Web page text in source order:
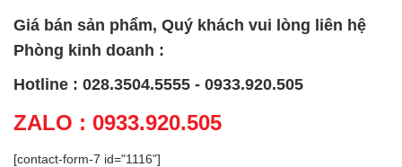
Giá bán sản phẩm, Quý khách vui lòng liên hệ
Phòng kinh doanh :
Hotline : 028.3504.5555 - 0933.920.505
ZALO : 0933.920.505
[contact-form-7 id="1116"]